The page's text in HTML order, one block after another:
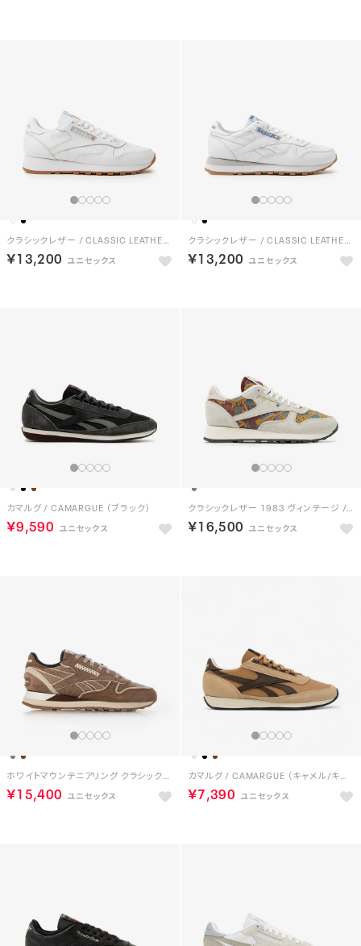
クラシックレザー / CLASSIC LEATHER （フットウェアホワイト）
￥13,200
クラシックレザー / CLASSIC LEATHER （フットウェアホワイト）
￥13,200
カマルグ / CAMARGUE （ブラック）
￥9,590
クラシックレザー 1983 ヴィンテージ / CLASSIC LEATHER 1983 VINTAGE （グレー）
￥16,500
ホワイトマウンテニアリング クラシックレザー / White Mountaineering CLASSIC LEATHER（ブラウン）
￥15,400
カマルグ / CAMARGUE （キャメル/キャンパスブラウン）
￥7,390